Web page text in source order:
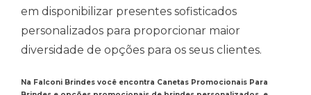
em disponibilizar presentes sofisticados
personalizados para proporcionar maior
diversidade de opções para os seus clientes.
Na Falconi Brindes você encontra Canetas Promocionais Para